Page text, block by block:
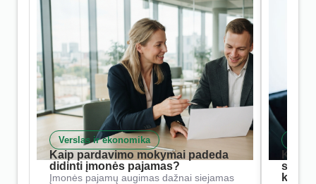
Verslas ir ekonomika
Kaip pardavimo mokymai padeda
didinti įmonės pajamas?
Įmonės pajamų augimas dažnai siejamas
Kaip